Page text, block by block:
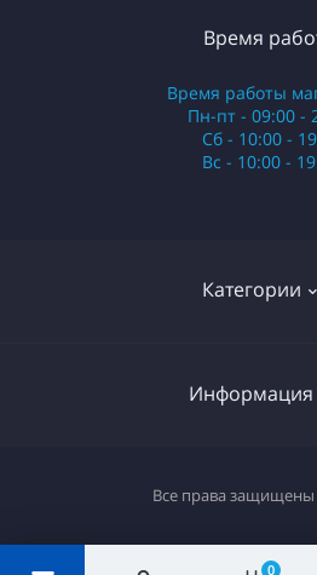
0
Категории
Российские
Информация
Время
Время работы
Пн-пт - 09:00 -
Сб - 10:00 -
Вс - 10:00 -
Все права защищены